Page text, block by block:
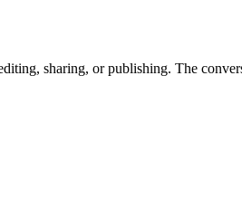
sharing, or publishing. The